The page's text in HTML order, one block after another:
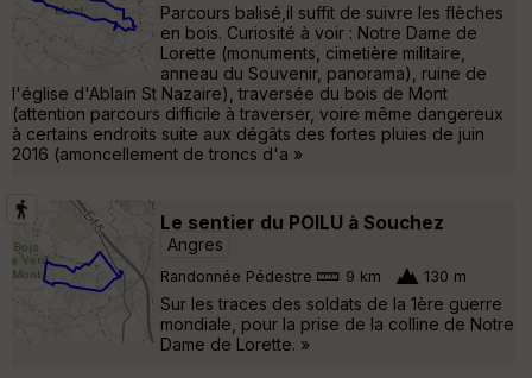
Parcours balisé,il suffit de suivre les flèches
en bois. Curiosité à voir : Notre Dame de
Lorette (monuments, cimetière militaire,
anneau du Souvenir, panorama), ruine de
l'église d'Ablain St Nazaire), traversée du bois de Mont
(attention parcours difficile à traverser, voire même dangereux
à certains endroits suite aux dégâts des fortes pluies de juin
2016 (amoncellement de troncs d'a »
Le sentier du POILU à Souchez
Angres
Randonnée Pédestre 9 km 130 m
Sur les traces des soldats de la 1ère guerre
mondiale, pour la prise de la colline de Notre
Dame de Lorette. »